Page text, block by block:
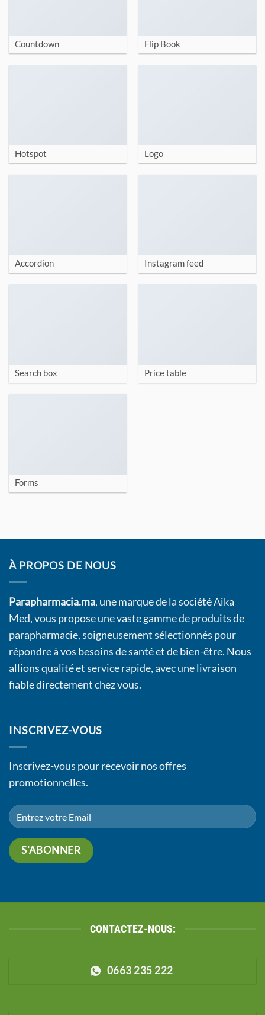
Countdown Flip Book
Hotspot Logo
Accordion Instagram feed
Search box Price table
Forms
À PROPOS DE NOUS
Parapharmacia.ma, une marque de la société Aika
Med, vous propose une vaste gamme de produits de
parapharmacie, soigneusement sélectionnés pour
répondre à vos besoins de santé et de bien-être. Nous
allions qualité et service rapide, avec une livraison
fiable directement chez vous.
INSCRIVEZ-VOUS
Inscrivez-vous pour recevoir nos offres
promotionnelles.
CONTACTEZ-NOUS:
0663 235 222